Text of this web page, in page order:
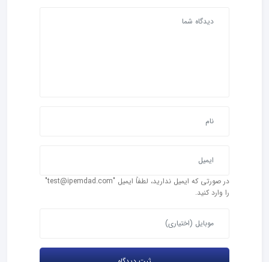
در صورتی که ایمیل ندارید، لطفاً ایمیل "test@ipemdad.com"
را وارد کنید.